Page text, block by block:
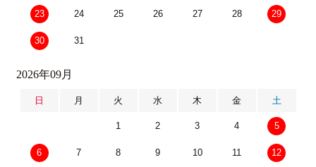
23 24 25 26 27 28 29
30 31
2026年09月
日 月 火 水 木 金 土
1 2 3 4 5
6 7 8 9 10 11 12